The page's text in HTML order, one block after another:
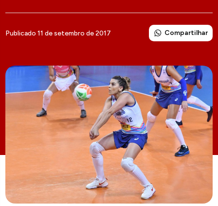
Publicado 11 de setembro de 2017 Compartilhar